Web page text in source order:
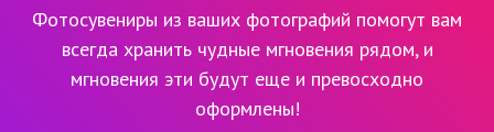
Фотосувениры из ваших фотографий помогут вам
всегда хранить чудные мгновения рядом, и
мгновения эти будут еще и превосходно
оформлены!